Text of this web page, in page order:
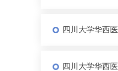
四川大学华西
四川大学华西